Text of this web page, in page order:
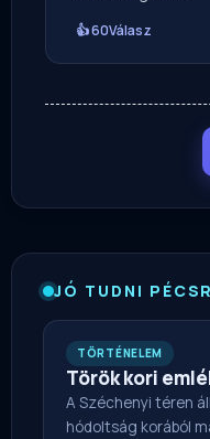
👍 60Válasz
JÓ TUDNI
TÖRTÉNELEM
Török kori
A Széchenyi téren
hódoltság korából